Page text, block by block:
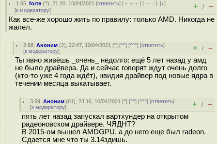
1.65 ,forte (?), 21:20, 10/04/2021 [ответить] [ ﹢﹢﹢] [ · · ·][↓]
[к модератору] + / –
Как все-же хорошо жить по правилу: только AMD. Никогда не
жалел.
2.68 ,Аноним (2), 22:47, 10/04/2021 [^] [^^] [^^^] [ответить]
[к модератору] + / –
Ты явно живёшь _очень_ недолго: ещё 5 лет назад у амд
не было драйвера. Да и сейчас говорят ждут очень долго
(кто-то уже 4 года ждёт), нвидия драйвер под новые ядра в
течении месяца выкатывает.
3.69 ,Аноним (81), 23:16, 10/04/2021 [^] [^^] [^^^] [ответить]
[к модератору] + / –
пять лет назад запускал вартхундер на открытом
радеоновском драйвере. ЧЯДНТ?
В 2015-ом вышел AMDGPU, а до него еще был radeon.
Сдается мне что ты 3.14здишь.